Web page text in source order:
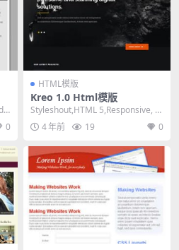
0
HTML模版
Kreo 1.0 Html模版
Styleshout,HTML 5,Responsive, M
ixed Colu...
4 年前 19 0